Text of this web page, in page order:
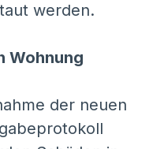
werden.
Wohnung
der neuen